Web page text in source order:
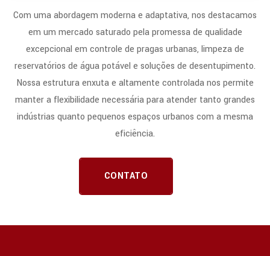
Com uma abordagem moderna e adaptativa, nos destacamos
em um mercado saturado pela promessa de qualidade
excepcional em controle de pragas urbanas, limpeza de
reservatórios de água potável e soluções de desentupimento.
Nossa estrutura enxuta e altamente controlada nos permite
manter a flexibilidade necessária para atender tanto grandes
indústrias quanto pequenos espaços urbanos com a mesma
eficiência.
CONTATO